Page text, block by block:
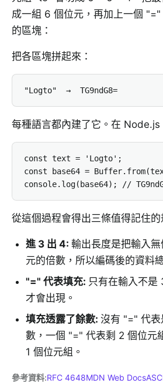
成一組 6 個位元，再加上一個
的區塊：
把各區塊拼起來：
"Logto"  →  TG9ndG8=
每種語言都內建了它。在 Node.js
const text = 'Logto';
const base64 =
console.log(base64); //
從這個過程會得出三條值得記住的
進 3 出 4: 輸出長度是把輸入
元的倍數，所以編碼後的資料
"=" 代表填充: 只有在輸入不是
才會出現。
填充透露了餘數: 沒有 "=" 代
數，一個 "=" 代表剩 2 個位元
1 個位元組。
參考資料:RFC 4648MDN Web Docs